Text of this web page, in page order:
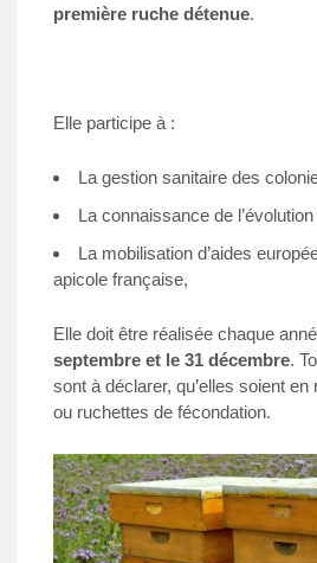
première ruche détenue.
Elle participe à :
La gestion sanitaire des
La connaissance de
La mobilisation d’aides
apicole française,
Elle doit être réalisée chaque
septembre et le 31 décembre.
sont à déclarer, qu’elles soient
ou ruchettes de fécondation.